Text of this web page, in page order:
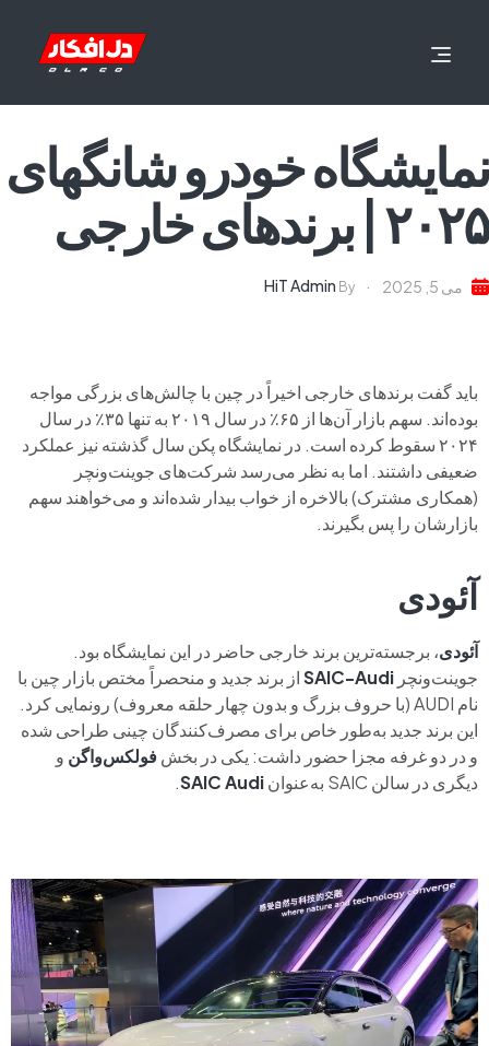
نمایشگاه خودرو شانگهای
۲۰۲۵ | برندهای خارجی
می 5, 2025 By
HiT Admin
باید گفت برندهای خارجی اخیراً در چین با چالش‌های بزرگی مواجه
بوده‌اند. سهم بازار آن‌ها از ۶۵٪ در سال ۲۰۱۹ به تنها ۳۵٪ در سال
۲۰۲۴ سقوط کرده است. در نمایشگاه پکن سال گذشته نیز عملکرد
ضعیفی داشتند. اما به نظر می‌رسد شرکت‌های جوینت‌ونچر
(همکاری مشترک) بالاخره از خواب بیدار شده‌اند و می‌خواهند سهم
بازارشان را پس بگیرند.
آئودی
آئودی، برجسته‌ترین برند خارجی حاضر در این نمایشگاه بود.
جوینت‌ونچر SAIC-Audiاز برند جدید و منحصراً مختص بازار چین با
نام AUDI (با حروف بزرگ و بدون چهار حلقه معروف) رونمایی کرد.
این برند جدید به‌طور خاص برای مصرف‌کنندگان چینی طراحی شده
و در دو غرفه مجزا حضور داشت: یکی در بخشفولکس‌واگن و
دیگری در سالن SAIC به‌عنوان
SAICAudi
.